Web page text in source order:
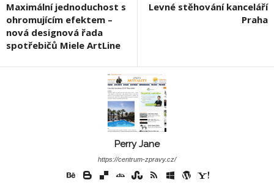
Maximální jednoduchost s
ohromujícím efektem –
nová designová řada
spotřebičů Miele ArtLine
Levné stěhování kanceláří
Praha
Perry Jane
https://centrum-zpravy.cz/